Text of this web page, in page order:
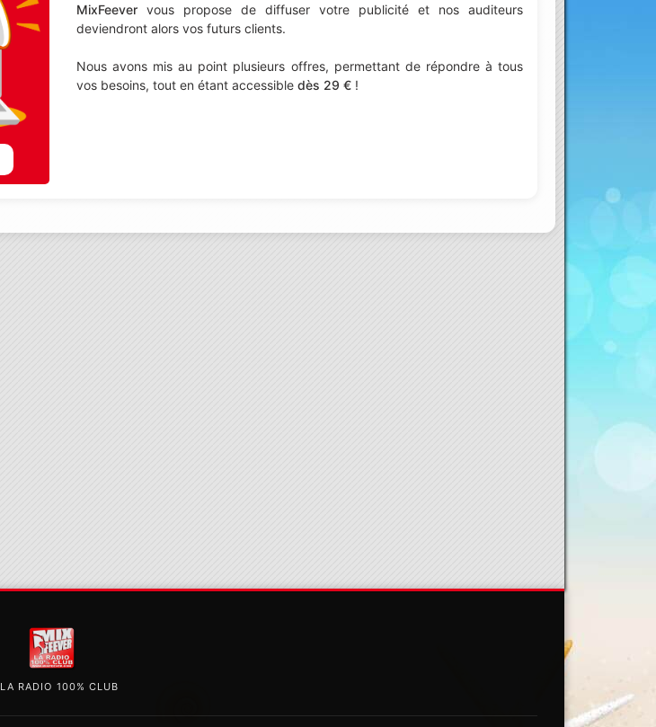
MixFeever vous propose de diffuser votre publicité et nos auditeurs
deviendront alors vos futurs clients.
Nous avons mis au point plusieurs offres, permettant de répondre à tous
vos besoins, tout en étant accessibledès 29 € !
LA RADIO 100% CLUB